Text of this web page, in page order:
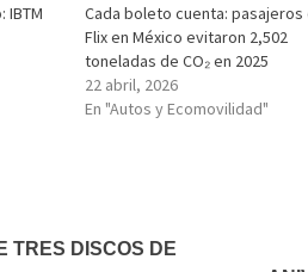
IBTM
Cada boleto cuenta: pasajeros
Flix en México evitaron 2,502
toneladas de CO₂ en 2025
22 abril, 2026
En "Autos y Ecomovilidad"
TRES DISCOS DE